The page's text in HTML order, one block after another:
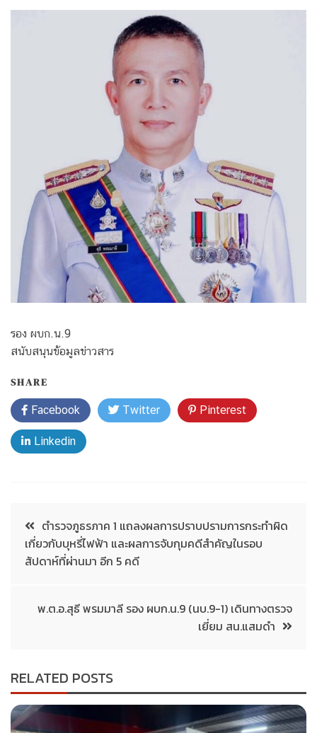
รอง ผบก.น.9
สนับสนุนข้อมูลข่าวสาร
SHARE
Facebook Twitter Pinterest
Linkedin
ตำรวจภูธรภาค 1 แถลงผลการปราบปรามการกระทำผิด
เกี่ยวกับบุหรี่ไฟฟ้า และผลการจับกุมคดีสำคัญในรอบ
สัปดาห์ที่ผ่านมา อีก 5 คดี
พ.ต.อ.สุธี พรมมาลี รอง ผบก.น.9 (นบ.9-1) เดินทางตรวจ
เยี่ยม สน.แสมดำ
RELATED POSTS